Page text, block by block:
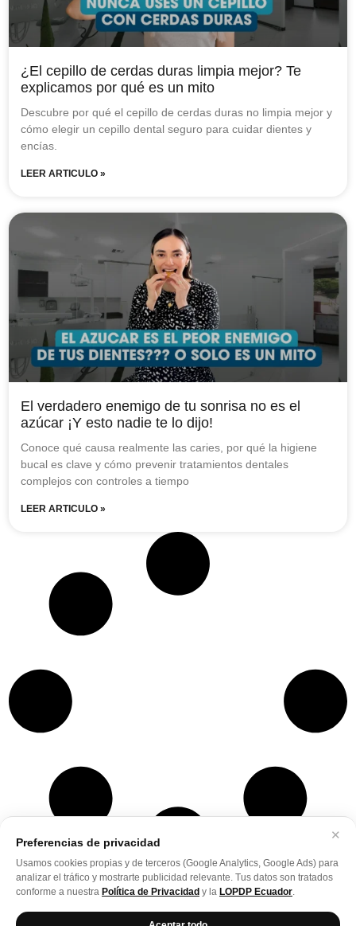
¿El cepillo de cerdas duras limpia mejor? Te
explicamos por qué es un mito
Descubre por qué el cepillo de cerdas duras no limpia mejor y
cómo elegir un cepillo dental seguro para cuidar dientes y
encías.
LEER ARTICULO »
El verdadero enemigo de tu sonrisa no es el
azúcar ¡Y esto nadie te lo dijo!
Conoce qué causa realmente las caries, por qué la higiene
bucal es clave y cómo prevenir tratamientos dentales
complejos con controles a tiempo
LEER ARTICULO »
✕
Preferencias de privacidad
Usamos cookies propias y de terceros (Google Analytics, Google Ads) para
analizar el tráfico y mostrarte publicidad relevante. Tus datos son tratados
conforme a nuestra Política de Privacidad y la LOPDP Ecuador.